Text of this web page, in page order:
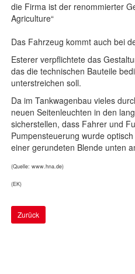
die Firma ist der renommierter
Agriculture“
Das Fahrzeug kommt auch bei
Esterer verpflichtete das
das die technischen Bauteile
unterstreichen soll.
Da im Tankwagenbau vieles
neuen Seitenleuchten in den
sicherstellen, dass Fahrer und
Pumpensteuerung wurde
einer gerundeten Blende unten
(Quelle: www.hna.de)
(EK)
Zurück